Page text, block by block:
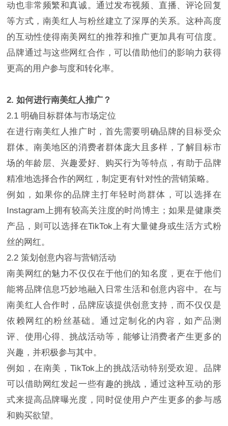
动也非常频繁和真诚。通过发布视频、直播、评论回复
等方式，南美红人与粉丝建立了深厚的关系。这种高度
的互动性使得南美网红的推荐和推广更加具有可信度。
品牌通过与这些网红合作，可以借助他们的影响力获得
更高的用户参与度和转化率。
2. 如何进行南美红人推广？
2.1 明确目标群体与市场定位
在进行南美红人推广时，首先需要明确品牌的目标受众
群体。南美地区的消费者群体庞大且多样，了解目标市
场的年龄层、兴趣爱好、购买行为等特点，有助于品牌
精准地选择合作的网红，制定更有针对性的营销策略。
例如，如果你的品牌主打年轻时尚群体，可以选择在
Instagram上拥有较高关注度的时尚博主；如果是健康类
产品，则可以选择在TikTok上有大量健身或生活方式粉
丝的网红。
2.2 策划创意内容与营销活动
南美网红的魅力不仅仅在于他们的知名度，更在于他们
能将品牌信息巧妙地融入日常生活和创意内容中。在与
南美红人合作时，品牌应该提供创意支持，而不仅仅是
依赖网红的粉丝基础。通过定制化的内容，如产品测
评、使用心得、挑战活动等，能够让消费者产生更多的
兴趣，并积极参与其中。
例如，在南美，TikTok上的挑战活动特别受欢迎。品牌
可以借助网红发起一些有趣的挑战，通过这种互动的形
式来提高品牌曝光度，同时促使用户产生更多的参与感
和购买欲望。